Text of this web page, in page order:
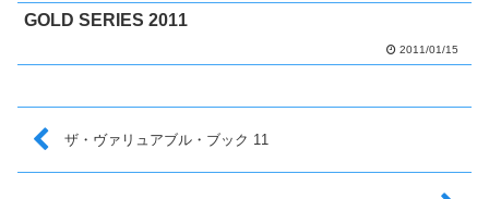
GOLD SERIES 2011
2011/01/15
ザ・ヴァリュアブル・ブック 11